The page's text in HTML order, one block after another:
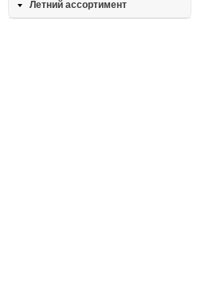
Летний ассортимент